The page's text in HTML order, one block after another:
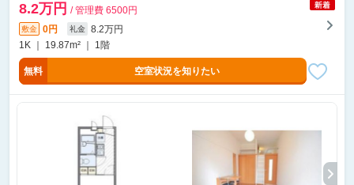
8.2万円 / 管理費 6500円
敷金 0円 礼金
8.2万円
1K ｜ 19.87m² ｜ 1階
無料 空室状況を知りたい